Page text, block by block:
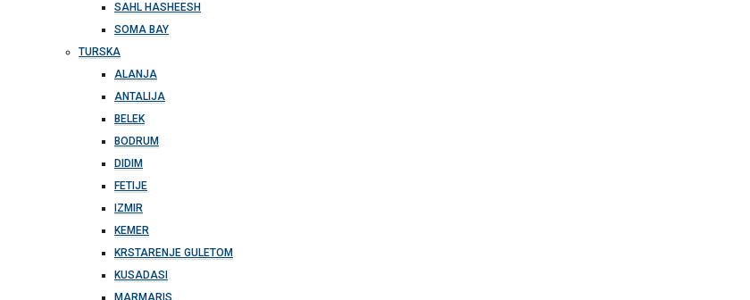
SAHL HASHEESH
SOMA BAY
TURSKA
ALANJA
ANTALIJA
BELEK
BODRUM
DIDIM
FETIJE
IZMIR
KEMER
KRSTARENJE GULETOM
KUSADASI
MARMARIS